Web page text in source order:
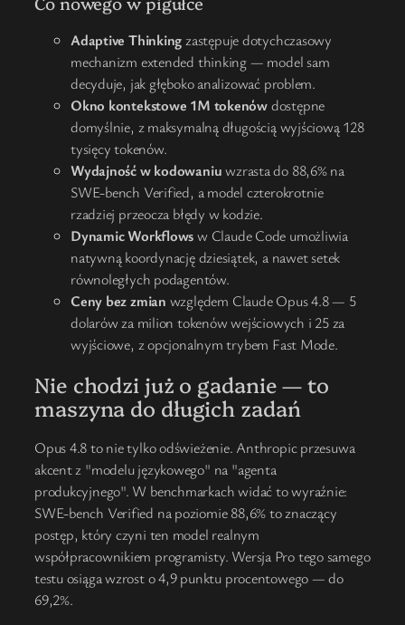
Adaptive Thinkingzastępuje dotychczasowy
mechanizm extended thinking — model sam
decyduje, jak głęboko analizować problem.
Okno kontekstowe 1M tokenówdostępne
domyślnie, z maksymalną długością wyjściową 128
tysięcy tokenów.
Wydajność w kodowaniuwzrasta do 88,6% na
SWE-bench Verified, a model czterokrotnie
rzadziej przeocza błędy w kodzie.
Dynamic Workflowsw Claude Code umożliwia
natywną koordynację dziesiątek, a nawet setek
równoległych podagentów.
Ceny bez zmian względem Claude Opus 4.8 — 5
dolarów za milion tokenów wejściowych i 25 za
wyjściowe, z opcjonalnym trybem Fast Mode.
Nie chodzi już o gadanie — to
maszyna do długich zadań
Opus 4.8 to nie tylko odświeżenie. Anthropic przesuwa
akcent z "modelu językowego" na "agenta
produkcyjnego". W benchmarkach widać to wyraźnie:
SWE-bench Verified na poziomie 88,6% to znaczący
postęp, który czyni ten model realnym
współpracownikiem programisty. Wersja Pro tego samego
testu osiąga wzrost o 4,9 punktu procentowego — do
69,2%.